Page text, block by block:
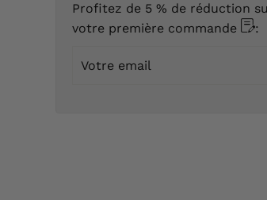
Profitez de 5 % de réduction
votre première commande
: